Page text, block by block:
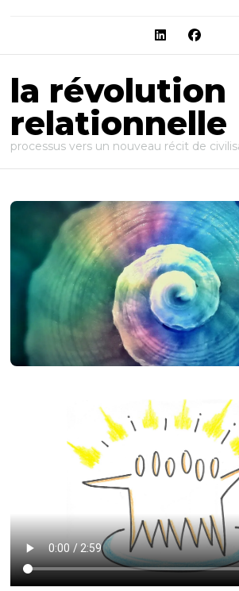
la révolution
relationnelle
processus vers un nouveau récit de